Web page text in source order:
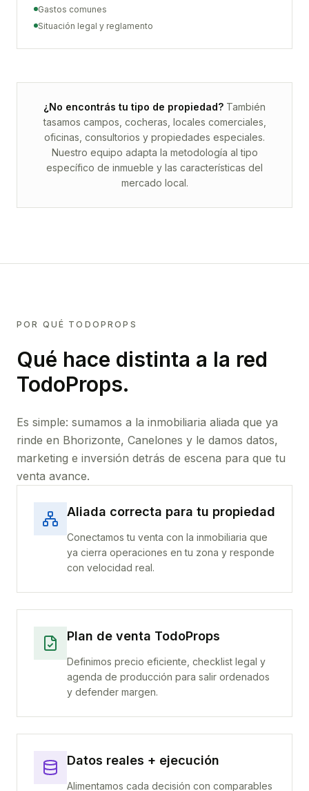
Gastos comunes
Situación legal y reglamento
¿No encontrás tu tipo de propiedad? También
tasamos campos, cocheras, locales comerciales,
oficinas, consultorios y propiedades especiales.
Nuestro equipo adapta la metodología al tipo
específico de inmueble y las características del
mercado local.
POR QUÉ TODOPROPS
Qué hace distinta a la red
TodoProps.
Es simple: sumamos a la inmobiliaria aliada que ya
rinde en Bhorizonte, Canelones y le damos datos,
marketing e inversión detrás de escena para que tu
venta avance.
Aliada correcta para tu propiedad
Conectamos tu venta con la inmobiliaria que
ya cierra operaciones en tu zona y responde
con velocidad real.
Plan de venta TodoProps
Definimos precio eficiente, checklist legal y
agenda de producción para salir ordenados
y defender margen.
Datos reales + ejecución
Alimentamos cada decisión con comparables